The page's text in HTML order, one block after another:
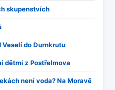
skupenstvích
Veselí do Durnkrutu
dětmi z Postřelmova
není voda? Na Moravě